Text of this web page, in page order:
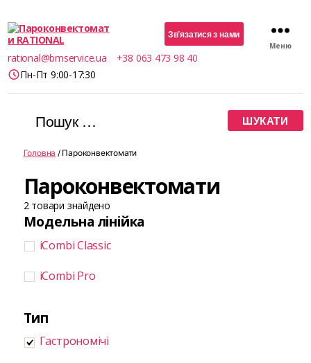
Пароконвектомати
RATIONAL
Зв’язатися з нами
rational@bmservice.ua
+38 063 473 98 40
Пн-Пт 9:00-17:30
Меню
Шукати:
Головна / Пароконвектомати
Пароконвектомати
2товари знайдено
Модельна лінійка
iCombi Classic
iCombi Pro
Тип
Гастрономічі